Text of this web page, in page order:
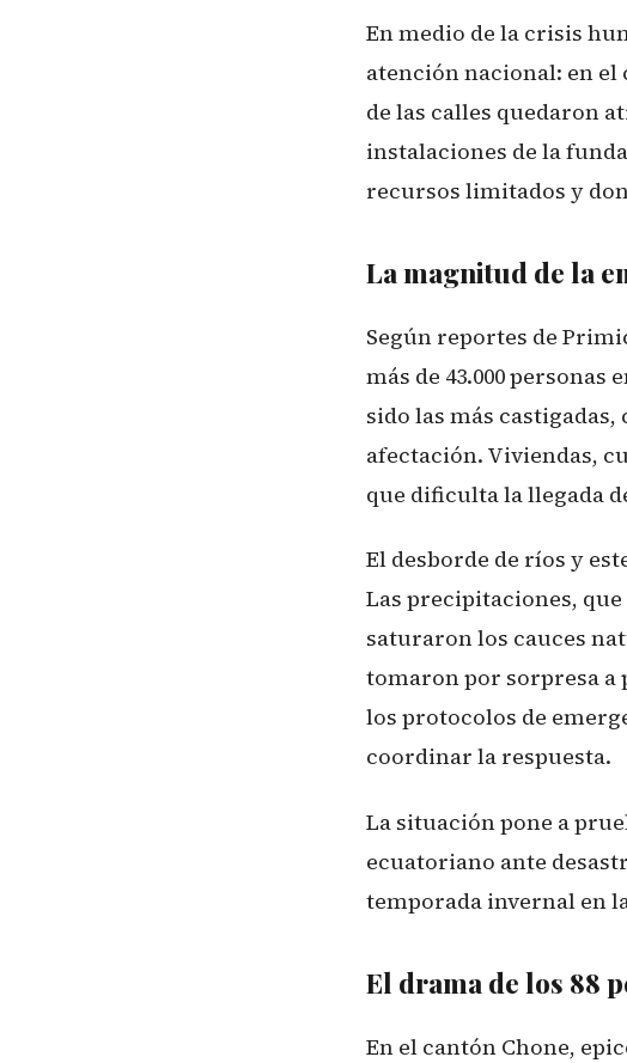
En medio de la crisis
atención nacional: en el
de las calles quedaron
instalaciones de la
recursos limitados y
La magnitud de la
Según reportes de
más de 43.000
sido las más
afectación. Viviendas,
que dificulta la llegada
El desborde de ríos y
Las precipitaciones,
saturaron los cauces
tomaron por sorpresa a
los protocolos de
coordinar la respuesta.
La situación pone a
ecuatoriano ante
temporada invernal en
El drama de los 88
En el cantón Chone,